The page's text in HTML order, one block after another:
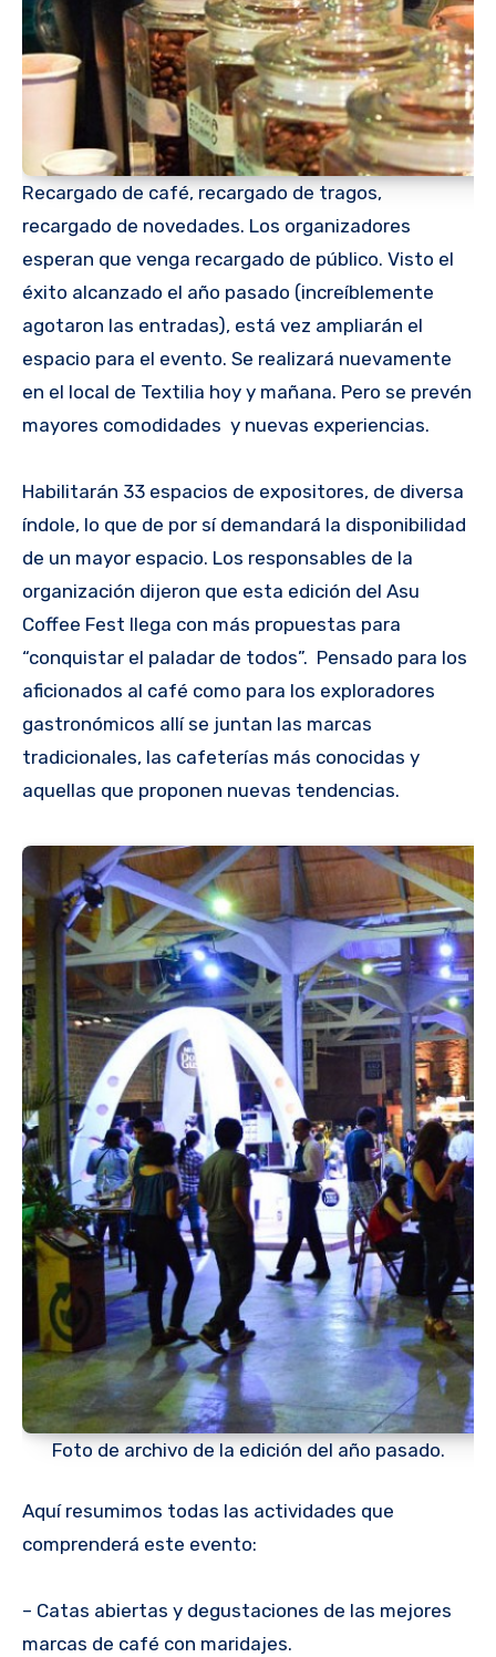
Recargado de café, recargado de tragos,
recargado de novedades. Los organizadores
esperan que venga recargado de público. Visto el
éxito alcanzado el año pasado (increíblemente
agotaron las entradas), está vez ampliarán el
espacio para el evento. Se realizará nuevamente
en el local de Textilia hoy y mañana. Pero se prevén
mayores comodidades y nuevas experiencias.
Habilitarán 33 espacios de expositores, de diversa
índole, lo que de por sí demandará la disponibilidad
de un mayor espacio. Los responsables de la
organización dijeron que esta edición del Asu
Coffee Fest llega con más propuestas para
“conquistar el paladar de todos”. Pensado para los
aficionados al café como para los exploradores
gastronómicos allí se juntan las marcas
tradicionales, las cafeterías más conocidas y
aquellas que proponen nuevas tendencias.
Foto de archivo de la edición del año pasado.
Aquí resumimos todas las actividades que
comprenderá este evento:
– Catas abiertas y degustaciones de las mejores
marcas de café con maridajes.